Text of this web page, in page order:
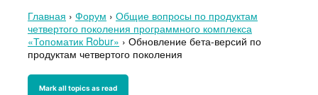
Главная › Форум › Общие вопросы по продуктам
четвертого поколения программного комплекса
«Топоматик Robur» › Обновление бета-версий по
продуктам четвертого поколения